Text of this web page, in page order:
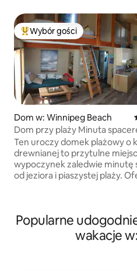
Najpopularniejsze z kategorii
Wybór gości
Dom w: Winnipeg Beach
Dom przy plaży Minuta spacerem do
plaży!
Ten uroczy domek plażowy o
drewnianej to przytulne
wypoczynek zaledwie minutę
od jeziora i piaszystej plaży.
kuchenny – idealne miejsce na
relaksujący, beztroski pobyt. Wyjdź na
zewnątrz, a znajdziesz się tuż
Popularne
wakacje